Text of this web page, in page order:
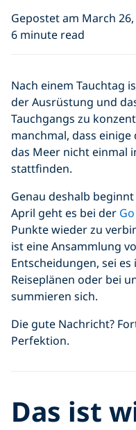
Gepostet am March 26,
6 minute read
Nach einem Tauchtag
der Ausrüstung und
Tauchgangs zu
manchmal, dass
das Meer nicht einmal
stattfinden.
Genau deshalb
April geht es bei der
Punkte wieder zu
ist eine Ansammlung
Entscheidungen, sei
Reiseplänen oder bei
summieren sich.
Die gute Nachricht?
Perfektion.
Das ist